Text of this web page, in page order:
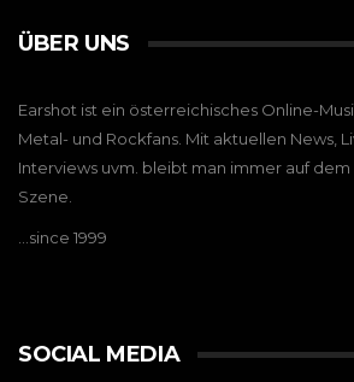
ÜBER UNS
Earshot ist ein österreichisches Online-
Metal- und Rockfans. Mit aktuellen News,
Interviews uvm. bleibt man immer auf
Szene.
…since 1999
SOCIAL MEDIA